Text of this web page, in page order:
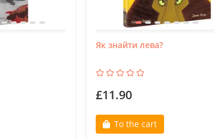
Як знайти лева?
£11.90
To the cart